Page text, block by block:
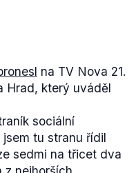
na TV Nova 21.
Hrad, který uváděl
sociální
tu stranu řídil
sedmi na třicet dva